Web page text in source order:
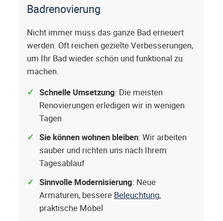
Badrenovierung
Nicht immer muss das ganze Bad erneuert
werden. Oft reichen gezielte Verbesserungen,
um Ihr Bad wieder schön und funktional zu
machen.
Schnelle Umsetzung: Die meisten
Renovierungen erledigen wir in wenigen
Tagen
Sie können wohnen bleiben: Wir arbeiten
sauber und richten uns nach Ihrem
Tagesablauf
Sinnvolle Modernisierung: Neue
Armaturen, bessere Beleuchtung,
praktische Möbel